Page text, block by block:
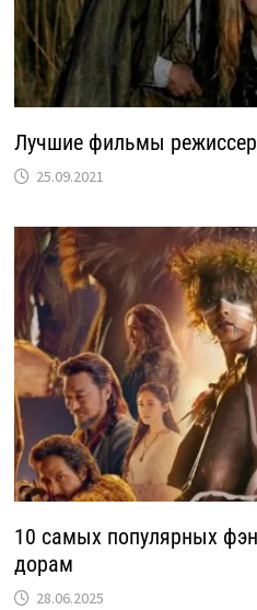
Лучшие фильмы
25.09.2021
10 самых популярных
дорам
28.06.2025